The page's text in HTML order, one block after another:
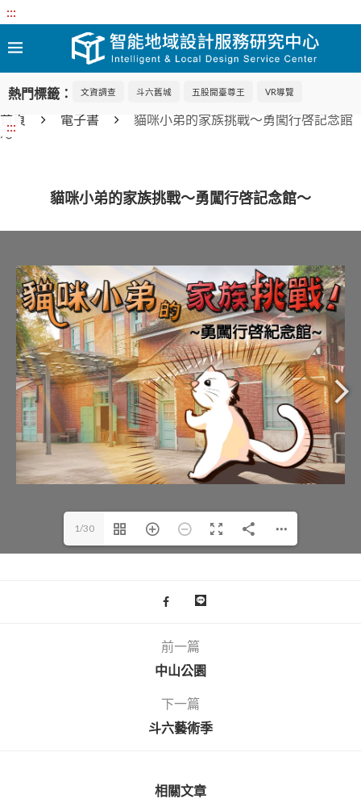
:::
熱門標籤： 文資調查 斗六舊城 五股開臺尊王 VR導覽
:::
首頁 電子書
貓咪小弟的家族挑戰～勇闖行啓記念館
～
貓咪小弟的家族挑戰～勇闖行啓記念館～
1/30
前一篇
中山公園
下一篇
斗六藝術季
相關文章